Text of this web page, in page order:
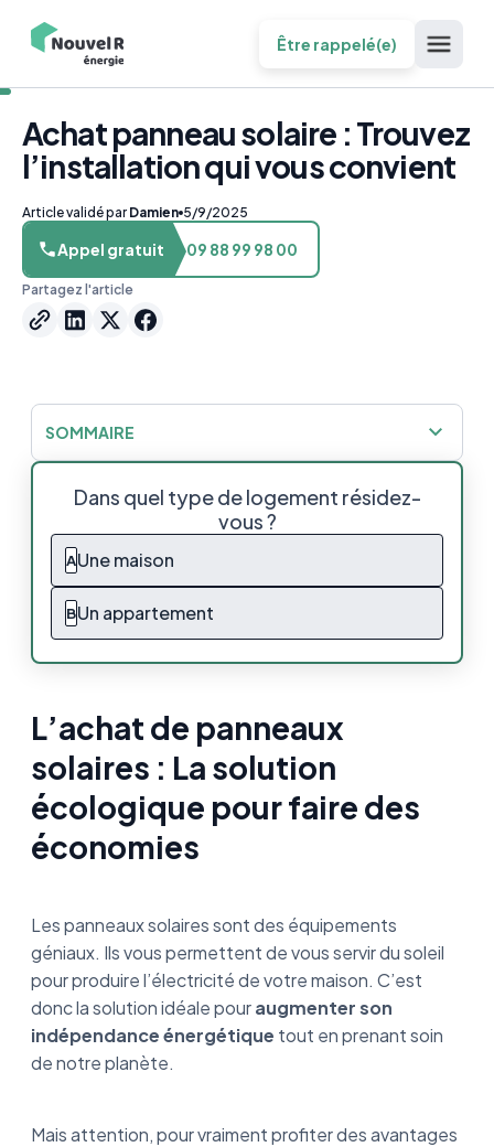
Être rappelé(e)
Achat panneau solaire : Trouvez
l’installation qui vous convient
Article validé par Damien 5/9/2025
Appel gratuit 09 88 99 98 00
Partagez l'article
Dans quel type de logement résidez-
vous ?
AUne maison
BUn appartement
L’achat de panneaux
solaires : La solution
écologique pour faire des
économies
Les panneaux solaires sont des équipements
géniaux. Ils vous permettent de vous servir du soleil
pour produire l’électricité de votre maison. C’est
donc la solution idéale pouraugmenter son
indépendance énergétique tout en prenant soin
de notre planète.
Mais attention, pour vraiment profiter des avantages
SOMMAIRE
L’achat de panneaux solaires : La solution
écologique pour faire des économies
Pourquoi acheter vos panneaux solaires chez
Nouvel’R ?
Nos panneaux solaires préférés chez
Nouvel’R
l’achat de panneaux solaires ?
Achat de panneaux solaires : Pourquoi se
prendre la tête quand il y a Nouvel’R ?